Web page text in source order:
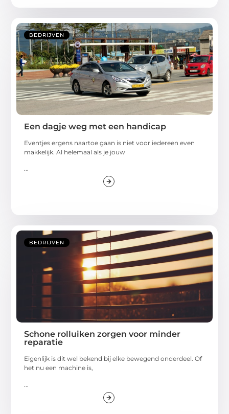
BEDRIJVEN
Een dagje weg met een handicap
Eventjes ergens naartoe gaan is niet voor iedereen even
makkelijk. Al helemaal als je jouw
...
BEDRIJVEN
Schone rolluiken zorgen voor minder
reparatie
Eigenlijk is dit wel bekend bij elke bewegend onderdeel. Of
het nu een machine is,